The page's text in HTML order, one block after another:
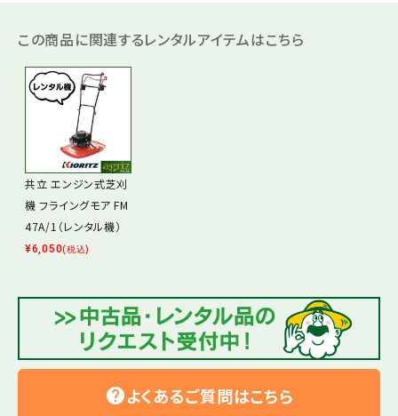
この商品に関連するレンタルアイテムはこちら
共立 エンジン式芝刈
機 フライングモア FM
47A/1（レンタル機）
¥6,050(税込)
helpよくあるご質問はこちら